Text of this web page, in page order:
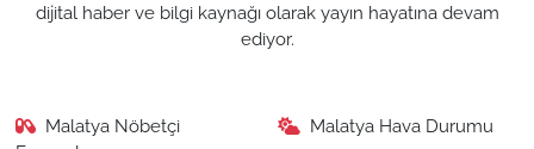
dijital haber ve bilgi kaynağı olarak yayın hayatına devam
ediyor.
Malatya Nöbetçi
Malatya Hava Durumu